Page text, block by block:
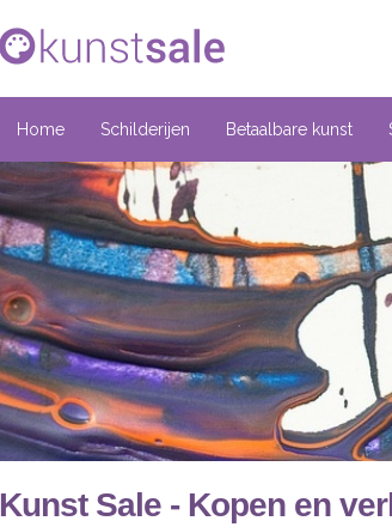
Home Schilderijen Betaalbare kunst
Kunst Sale - Kopen en